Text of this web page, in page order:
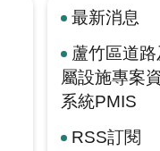
最新消息
蘆竹區道
屬設施專案
系統PMIS
RSS訂閱